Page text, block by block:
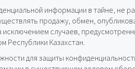
информации в тайне, не
продажу, обмен,
исключением случаев,
Республики Казахстан.
для защиты